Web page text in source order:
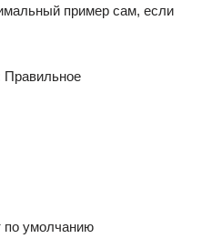
пример сам, если
Правильное
по умолчанию